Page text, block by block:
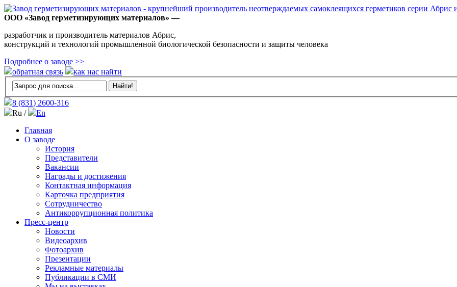
ООО «Завод герметизирующих материалов» —
разработчик и производитель материалов Абрис,
конструкций и технологий промышленной биологической безопасности и защиты человека
Подробнее о заводе >>
обратная связь
как нас найти
8 (831) 2600-316
Ru /
En
Главная
О заводе
История
Представители
Вакансии
Награды и достижения
Контактная информация
Карточка предприятия
Сотрудничество
Антикоррупционная политика
Пресс-центр
Новости
Видеоархив
Фотоархив
Презентации
Рекламные материалы
Публикации в СМИ